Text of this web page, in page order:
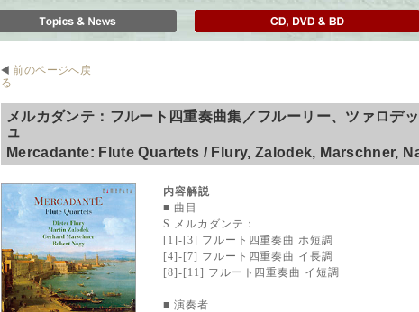
前のページへ戻
る
メルカダンテ：フルート四重奏曲集／フルーリー、ツァロデ
ュ
Mercadante: Flute Quartets / Flury, Zalodek, Marschner,
内容解説
■ 曲目
S.メルカダンテ：
[1]-[3] フルート四重奏曲 ホ短調
[4]-[7] フルート四重奏曲 イ長調
[8]-[11] フルート四重奏曲 イ短調
■ 演奏者